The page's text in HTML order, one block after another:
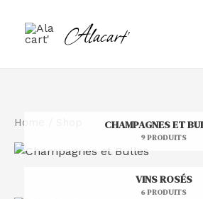
contenu
Alacart'
Home CHAMPAGNES ET
9 PRODUITS
VINS ROSÉS
6 PRODUITS